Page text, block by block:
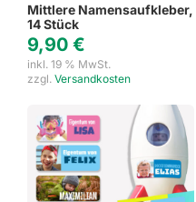
Mittlere Namensaufkleber,
14 Stück
9,90 €
inkl. 19 % MwSt.
zzgl. Versandkosten